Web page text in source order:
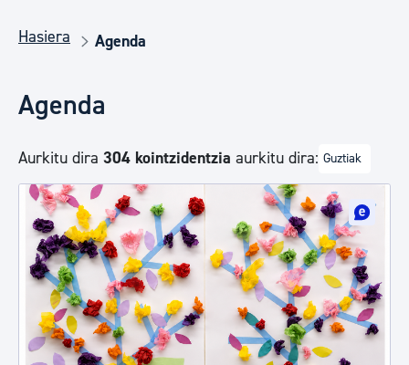
Hasiera Agenda
Agenda
Aurkitu dira 304 kointzidentzia aurkitu dira: Guztiak